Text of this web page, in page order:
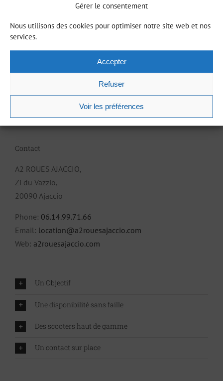
Gérer le consentement
Nous utilisons des cookies pour optimiser notre site web et nos
services.
Accepter
Refuser
Voir les préférences
Equipements gratuits
Nous venons à Vous !
Contact
A2 ROUES AJACCIO,
Zi du Vazzio,
20090 Ajaccio
Phone: 06.14.99.71.66
Email: location@a2rouesajaccio.com
Web: a2rouesajaccio.com
Un Objectif
Une disponibilité sans faille
Des scooters haut de gamme
Un contact sur place